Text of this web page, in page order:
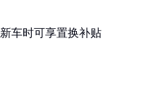
车时可享置换补贴